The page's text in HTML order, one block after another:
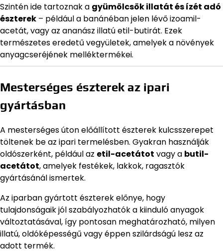
Szintén ide tartoznak a gyümölcsök illatát és ízét adó
észterek – például a banánéban jelen lévő izoamil-
acetát, vagy az ananász illatú etil-butirát. Ezek
természetes eredetű vegyületek, amelyek a növények
anyagcseréjének melléktermékei.
Mesterséges észterek az ipari
gyártásban
A mesterséges úton előállított észterek kulcsszerepet
töltenek be az ipari termelésben. Gyakran használják
oldószerként, például az etil-acetátot vagy a butil-
acetátot, amelyek festékek, lakkok, ragasztók
gyártásánál ismertek.
Az iparban gyártott észterek előnye, hogy
tulajdonságaik jól szabályozhatók a kiinduló anyagok
változtatásával, így pontosan meghatározható, milyen
illatú, oldóképességű vagy éppen szilárdságú lesz az
adott termék.